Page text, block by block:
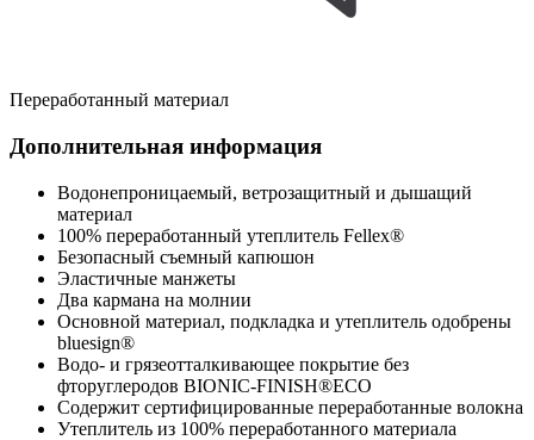
Переработанный материал
Дополнительная информация
Водонепроницаемый, ветрозащитный и дышащий
материал
100% переработанный утеплитель Fellex®
Безопасный съемный капюшон
Эластичные манжеты
Два кармана на молнии
Основной материал, подкладка и утеплитель одобрены
bluesign®
Водо- и грязеотталкивающее покрытие без
фторуглеродов BIONIC-FINISH®ECO
Содержит сертифицированные переработанные волокна
Утеплитель из 100% переработанного материала